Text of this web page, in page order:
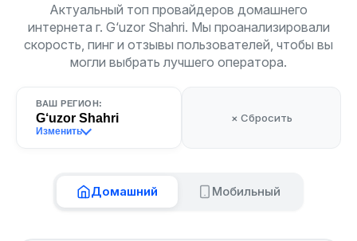
Актуальный топ провайдеров домашнего
интернета г. G‘uzor Shahri. Мы проанализировали
скорость, пинг и отзывы пользователей, чтобы вы
могли выбрать лучшего оператора.
ВАШ РЕГИОН:
G‘uzor Shahri
Изменить
× Сбросить
Домашний Мобильный